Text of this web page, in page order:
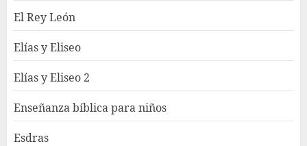
El Rey León
Elías y Eliseo
Elías y Eliseo 2
Enseñanza bíblica para niños
Esdras